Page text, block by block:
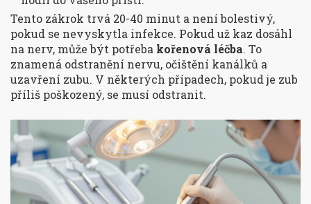
Tento zákrok trvá 20-40 minut a není bolestivý,
pokud se nevyskytla infekce. Pokud už kaz dosáhl
na nerv, může být potřeba kořenová léčba. To
znamená odstranění nervu, očištění kanálků a
uzavření zubu. V některých případech, pokud je zub
příliš poškozený, se musí odstranit.